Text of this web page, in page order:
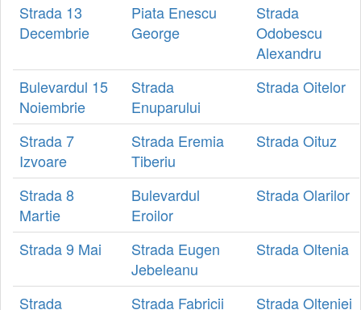
Strada 13
Decembrie
Piata Enescu
George
Strada
Odobescu
Alexandru
Bulevardul 15
Noiembrie
Strada
Enuparului
Strada Oitelor
Strada 7
Izvoare
Strada Eremia
Tiberiu
Strada Oituz
Strada 8
Martie
Bulevardul
Eroilor
Strada Olarilor
Strada 9 Mai
Strada Eugen
Jebeleanu
Strada Oltenia
Strada
Strada Fabricii Strada Olteniei